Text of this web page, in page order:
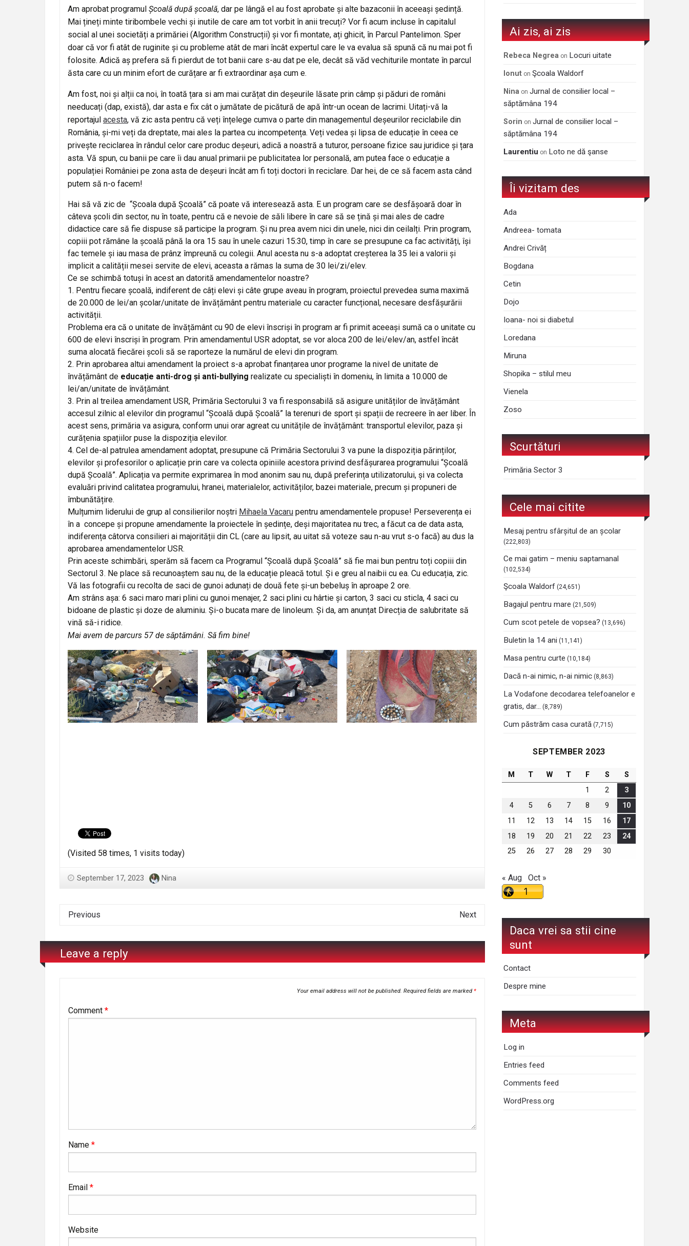
Am aprobat programul Școală după școală, dar pe lângă el au fost aprobate și alte bazaconii în aceeași ședință.
Mai țineți minte tiribombele vechi și inutile de care am tot vorbit în anii trecuți? Vor fi acum incluse în capitalul
social al unei societăți a primăriei (Algorithm Construcții) și vor fi montate, ați ghicit, în Parcul Pantelimon. Sper
doar că vor fi atât de ruginite și cu probleme atât de mari încât expertul care le va evalua să spună că nu mai pot fi
folosite. Adică aș prefera să fi pierdut de tot banii care s-au dat pe ele, decât să văd vechiturile montate în parcul
ăsta care cu un minim efort de curățare ar fi extraordinar așa cum e.
Am fost, noi și alții ca noi, în toată țara si am mai curățat din deșeurile lăsate prin câmp și păduri de români
needucați (dap, există), dar asta e fix cât o jumătate de picătură de apă într-un ocean de lacrimi. Uitați-vă la
reportajul acesta, vă zic asta pentru că veți înțelege cumva o parte din managementul deșeurilor reciclabile din
România, și-mi veți da dreptate, mai ales la partea cu incompetența. Veți vedea și lipsa de educație în ceea ce
privește reciclarea în rândul celor care produc deșeuri, adică a noastră a tuturor, persoane fizice sau juridice și țara
asta. Vă spun, cu banii pe care îi dau anual primarii pe publicitatea lor personală, am putea face o educație a
populației României pe zona asta de deșeuri încât am fi toți doctori în reciclare. Dar hei, de ce să facem asta când
putem să n-o facem!
Hai să vă zic de “Școala după Școală” că poate vă interesează asta. E un program care se desfășoară doar în
câteva școli din sector, nu în toate, pentru că e nevoie de săli libere în care să se țină și mai ales de cadre
didactice care să fie dispuse să participe la program. Și nu prea avem nici din unele, nici din ceilalți. Prin program,
copiii pot rămâne la școală până la ora 15 sau în unele cazuri 15:30, timp în care se presupune ca fac activități, își
fac temele și iau masa de prânz împreună cu colegii. Anul acesta nu s-a adoptat creșterea la 35 lei a valorii și
implicit a calității mesei servite de elevi, aceasta a rămas la suma de 30 lei/zi/elev.
Ce se schimbă totuși în acest an datorită amendamentelor noastre?
1. Pentru fiecare școală, indiferent de câți elevi și câte grupe aveau în program, proiectul prevedea suma maximă
de 20.000 de lei/an școlar/unitate de învățământ pentru materiale cu caracter funcțional, necesare desfășurării
activității.
Problema era că o unitate de învățământ cu 90 de elevi înscriși în program ar fi primit aceeași sumă ca o unitate cu
600 de elevi înscriși în program. Prin amendamentul USR adoptat, se vor aloca 200 de lei/elev/an, astfel încât
suma alocată fiecărei școli să se raporteze la numărul de elevi din program.
2. Prin aprobarea altui amendament la proiect s-a aprobat finanțarea unor programe la nivel de unitate de
învățământ de educație anti-drog și anti-bullying realizate cu specialiști în domeniu, în limita a 10.000 de
lei/an/unitate de învățământ.
3. Prin al treilea amendament USR, Primăria Sectorului 3 va fi responsabilă să asigure unităților de învățământ
accesul zilnic al elevilor din programul “Școală după Școală” la terenuri de sport și spații de recreere în aer liber. În
acest sens, primăria va asigura, conform unui orar agreat cu unitățile de învățământ: transportul elevilor, paza și
curățenia spațiilor puse la dispoziția elevilor.
4. Cel de-al patrulea amendament adoptat, presupune că Primăria Sectorului 3 va pune la dispoziția părinților,
elevilor și profesorilor o aplicație prin care va colecta opiniile acestora privind desfășurarea programului “Școală
după Școală”. Aplicația va permite exprimarea în mod anonim sau nu, după preferința utilizatorului, și va colecta
evaluări privind calitatea programului, hranei, materialelor, activităților, bazei materiale, precum și propuneri de
îmbunătățire.
Mulțumim liderului de grup al consilierilor noștri Mihaela Vacaru pentru amendamentele propuse! Perseverența ei
în a concepe și propune amendamente la proiectele în ședințe, deși majoritatea nu trec, a făcut ca de data asta,
indiferența câtorva consilieri ai majorității din CL (care au lipsit, au uitat să voteze sau n-au vrut s-o facă) au dus la
aprobarea amendamentelor USR.
Prin aceste schimbări, sperăm să facem ca Programul “Școală după Școală” să fie mai bun pentru toți copiii din
Sectorul 3. Ne place să recunoaștem sau nu, de la educație pleacă totul. Și e greu al naibii cu ea. Cu educația, zic.
Vă las fotografii cu recolta de saci de gunoi adunați de două fete și-un bebeluș în aproape 2 ore.
Am strâns așa: 6 saci maro mari plini cu gunoi menajer, 2 saci plini cu hârtie și carton, 3 saci cu sticla, 4 saci cu
bidoane de plastic și doze de aluminiu. Și-o bucata mare de linoleum. Și da, am anunțat Direcția de salubritate să
vină să-i ridice.
Mai avem de parcurs 57 de săptămâni. Să fim bine!
(Visited 58 times, 1 visits today)
September 17, 2023 Nina
Previous Next
Leave a reply
Your email address will not be published. Required fields are marked*
Comment *
Name *
Email *
Website
Ai zis, ai zis
Rebeca Negrea on Locuri uitate
Ionut onŞcoala Waldorf
Nina onJurnal de consilier local –
săptămâna 194
Sorin onJurnal de consilier local –
săptămâna 194
Laurentiu on Loto ne dă şanse
Îi vizitam des
Ada
Andreea- tomata
Andrei Crivăț
Bogdana
Cetin
Dojo
Ioana- noi si diabetul
Loredana
Miruna
Shopika – stilul meu
Vienela
Zoso
Scurtături
Primăria Sector 3
Cele mai citite
Mesaj pentru sfârșitul de an școlar
(222,803)
Ce mai gatim – meniu saptamanal
(102,534)
Şcoala Waldorf (24,651)
Bagajul pentru mare (21,509)
Cum scot petele de vopsea? (13,696)
Buletin la 14 ani (11,141)
Masa pentru curte (10,184)
Dacă n-ai nimic, n-ai nimic (8,863)
La Vodafone decodarea telefoanelor e
gratis, dar… (8,789)
Cum păstrăm casa curată (7,715)
SEPTEMBER 2023
M T W T F S
S
1
2
3
4
5 6 7 8 9
10
11
12 13 14 15 16
17
18
19 20 21 22 23
24
25
26 27 28 29 30
« Aug Oct »
Daca vrei sa stii cine
sunt
Contact
Despre mine
Meta
Log in
Entries feed
Comments feed
WordPress.org